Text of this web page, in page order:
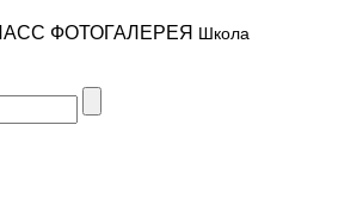
ФОТОГАЛЕРЕЯ Школа